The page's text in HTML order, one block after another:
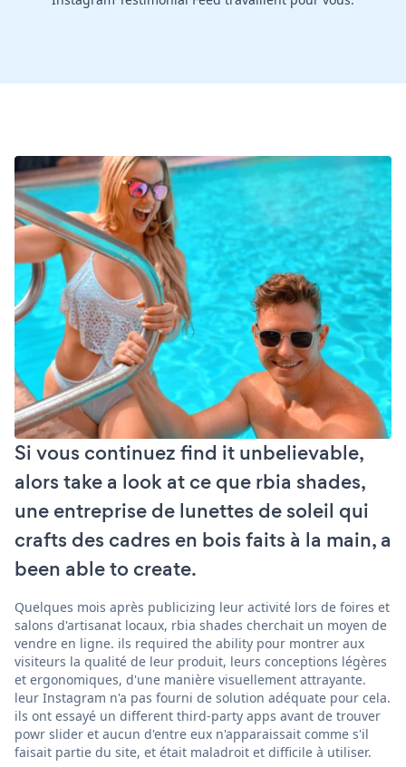
Si vous continuez find it unbelievable,
alors take a look at ce que rbia shades,
une entreprise de lunettes de soleil qui
crafts des cadres en bois faits à la main, a
been able to create.
Quelques mois après publicizing leur activité lors de foires et
salons d'artisanat locaux, rbia shades cherchait un moyen de
vendre en ligne. ils required the ability pour montrer aux
visiteurs la qualité de leur produit, leurs conceptions légères
et ergonomiques, d'une manière visuellement attrayante.
leur Instagram n'a pas fourni de solution adéquate pour cela.
ils ont essayé un different third-party apps avant de trouver
powr slider et aucun d'entre eux n'apparaissait comme s'il
faisait partie du site, et était maladroit et difficile à utiliser.